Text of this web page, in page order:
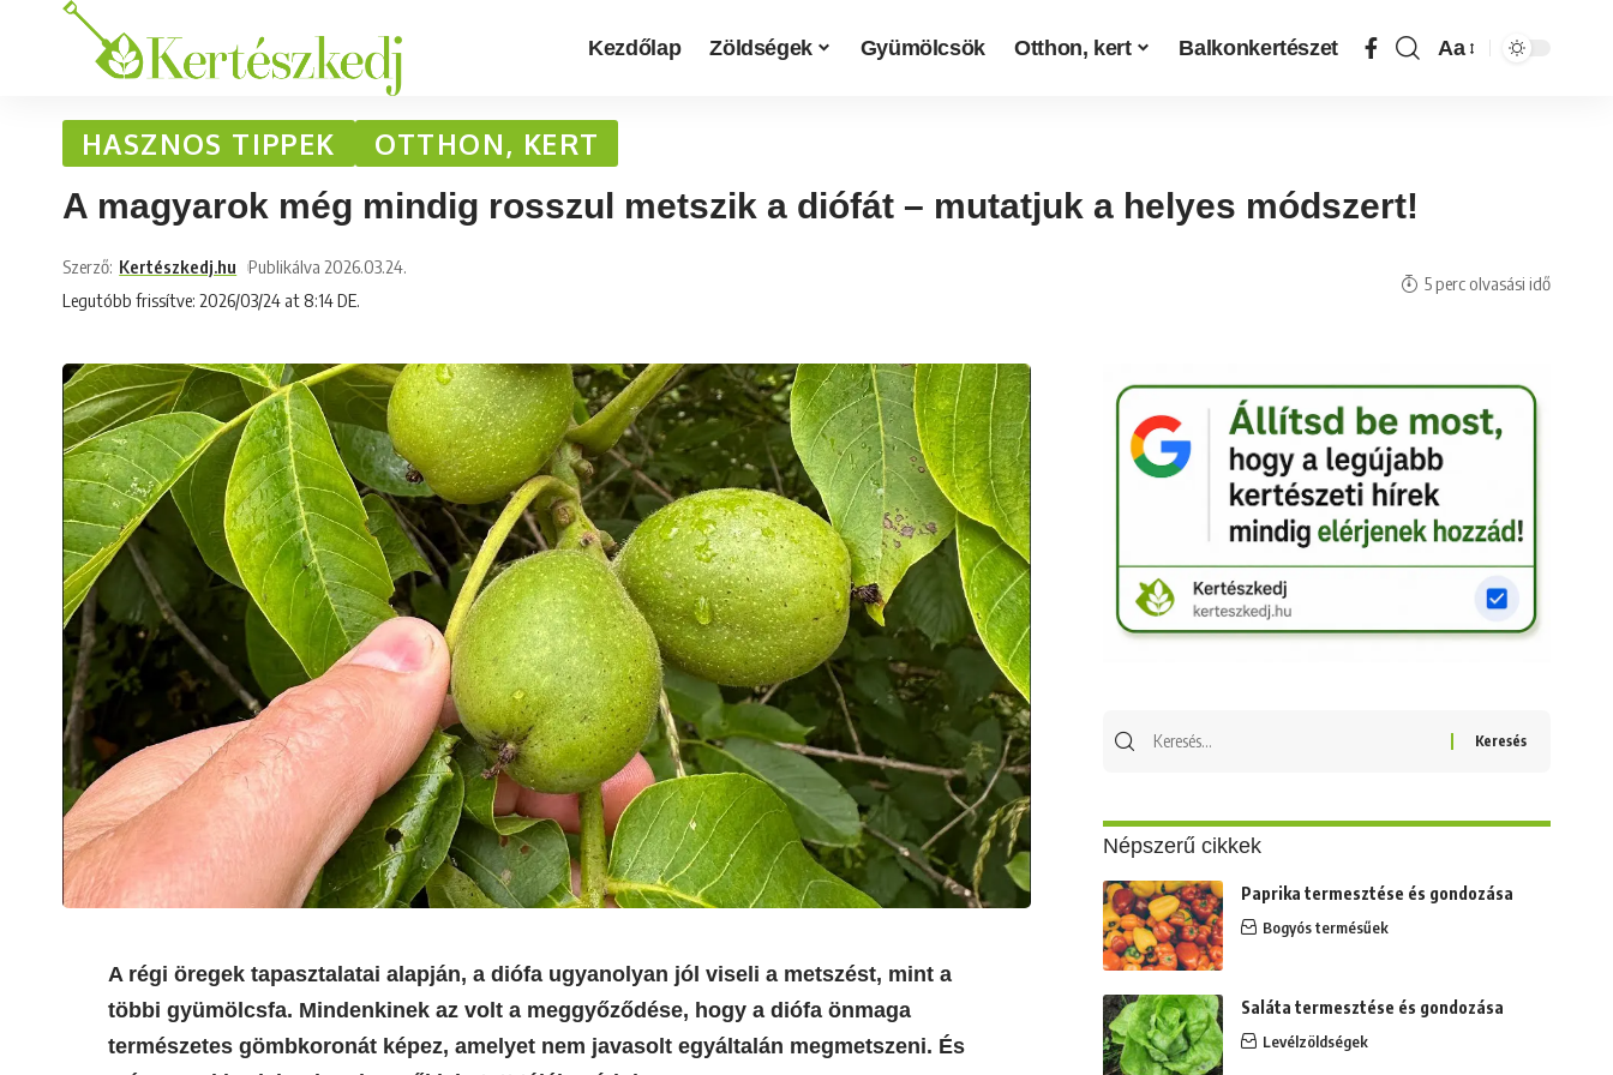
Kezdőlap Zöldségek Gyümölcsök Otthon, kert Balkonkertészet Aa
HASZNOS TIPPEK OTTHON, KERT
A magyarok még mindig rosszul metszik a diófát – mutatjuk a helyes módszert!
Legutóbb frissítve: 2026/03/24 at 8:14 DE.
Szerző: Kertészkedj.hu Publikálva 2026.03.24.
5 perc olvasási idő
A régi öregek tapasztalatai alapján, a diófa ugyanolyan jól viseli a metszést, mint a
többi gyümölcsfa. Mindenkinek az volt a meggyőződése, hogy a diófa önmaga
természetes gömbkoronát képez, amelyet nem javasolt egyáltalán megmetszeni. És
Népszerű cikkek
Paprika termesztése és gondozása
Bogyós termésűek
Saláta termesztése és gondozása
Levélzöldségek